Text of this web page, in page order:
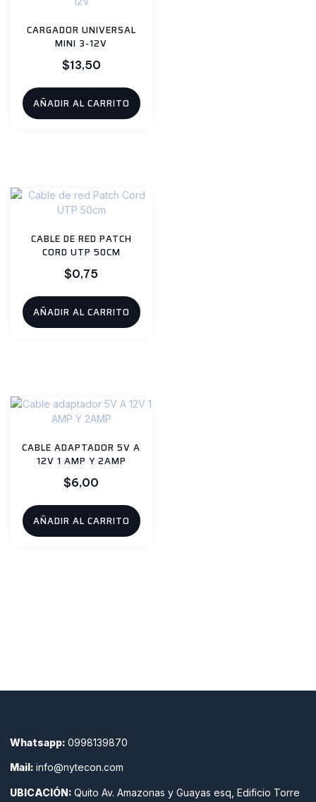
CARGADOR UNIVERSAL
MINI 3-12V
$13,50
AÑADIR AL CARRITO
CABLE DE RED PATCH
CORD UTP 50CM
$0,75
AÑADIR AL CARRITO
CABLE ADAPTADOR 5V A
12V 1 AMP Y 2AMP
$6,00
AÑADIR AL CARRITO
Whatsapp: 0998139870
Mail: info@nytecon.com
UBICACIÓN: Quito Av. Amazonas y Guayas esq, Edificio Torre